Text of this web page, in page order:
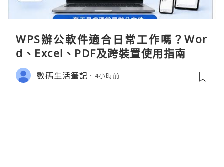
WPS辦公軟件適合日常工作嗎？Wor
d、Excel、PDF及跨裝置使用指南
數碼生活筆記 4小時前